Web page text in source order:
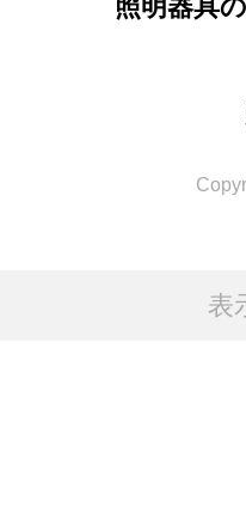
照明器具
表